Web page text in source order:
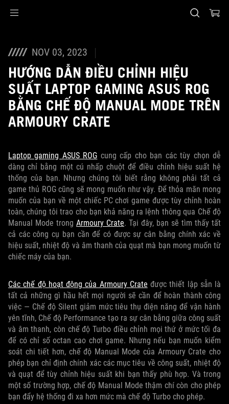
NOV 03, 2023
HƯỚNG DẪN ĐIỀU CHỈNH HIỆU
SUẤT LAPTOP GAMING ASUS ROG
BẰNG CHẾ ĐỘ MANUAL MODE TRÊN
ARMOURY CRATE
Laptop gaming ASUS ROG cung cấp cho bạn các tùy chọn dễ
dàng chỉ bằng một cú nhấp chuột để điều chỉnh hiệu suất hệ
thống của bạn. Nhưng chúng tôi biết rằng không phải tất cả
game thủ ROG cũng sẽ mong muốn như vậy. Để thỏa mãn mong
muốn của bạn về một chiếc PC chơi game được tùy chỉnh hoàn
toàn, chúng tôi trao cho bạn khả năng ra lệnh thông qua Chế độ
Manual Mode trong Armoury Crate. Tại đây, bạn sẽ tìm thấy tất
cả các công cụ bạn cần để có được sự cân bằng chính xác về
hiệu suất, nhiệt độ và âm thanh của quạt mà bạn mong muốn từ
chiếc máy của bạn.
Các chế độ hoạt động của Armoury Crate được thiết lập sẵn là
tất cả những gì hầu hết mọi người sẽ cần để hoàn thành công
việc — Chế độ Silent giảm mức tiêu thụ điện năng để vận hành
yên tĩnh, Chế độ Performance tạo ra sự cân bằng giữa công suất
và âm thanh, còn chế độ Turbo điều chỉnh mọi thứ ở mức tối đa
để có chỉ số octan cao chơi game. Nhưng nếu bạn muốn kiểm
soát chi tiết hơn, chế độ Manual Mode của Armoury Crate cho
phép bạn chỉ định chính xác các mục tiêu về công suất, nhiệt độ
và quạt để tùy chỉnh hiệu suất khi bạn thấy phù hợp. Và trong
một số trường hợp, chế độ Manual Mode thậm chí còn cho phép
bạn đẩy hệ thống đi xa hơn mức mà chế độ Turbo cho phép.